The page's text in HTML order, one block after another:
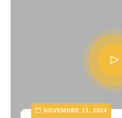
NOVEMBRE 13, 2024